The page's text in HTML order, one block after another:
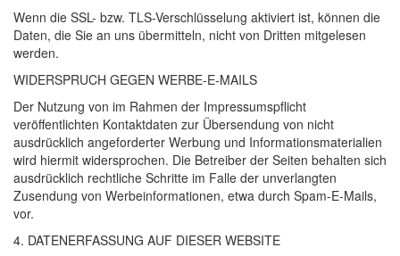
Wenn die SSL- bzw. TLS-Verschlüsselung aktiviert ist, können die
Daten, die Sie an uns übermitteln, nicht von Dritten mitgelesen
werden.
WIDERSPRUCH GEGEN WERBE-E-MAILS
Der Nutzung von im Rahmen der Impressumspflicht
veröffentlichten Kontaktdaten zur Übersendung von nicht
ausdrücklich angeforderter Werbung und Informationsmaterialien
wird hiermit widersprochen. Die Betreiber der Seiten behalten sich
ausdrücklich rechtliche Schritte im Falle der unverlangten
Zusendung von Werbeinformationen, etwa durch Spam-E-Mails,
vor.
4. DATENERFASSUNG AUF DIESER WEBSITE